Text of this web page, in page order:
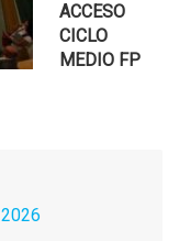
ACCESO
CICLO
MEDIO FP